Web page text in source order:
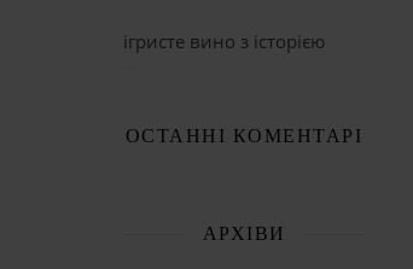
ігристе вино з історією
ОСТАННІ КОМЕНТАРІ
АРХІВИ